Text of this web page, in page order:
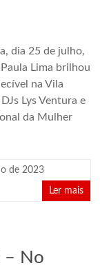
dia 25 de julho,
Lima brilhou
na Vila
Lys Ventura e
da Mulher
de 2023
Ler mais
– No